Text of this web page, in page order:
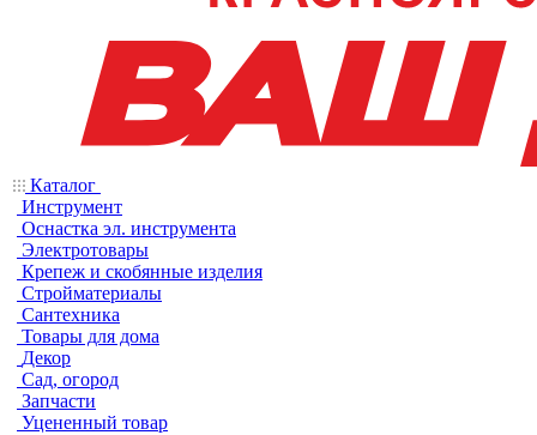
Каталог
Инструмент
Оснастка эл. инструмента
Электротовары
Крепеж и скобянные изделия
Стройматериалы
Сантехника
Товары для дома
Декор
Сад, огород
Запчасти
Уцененный товар